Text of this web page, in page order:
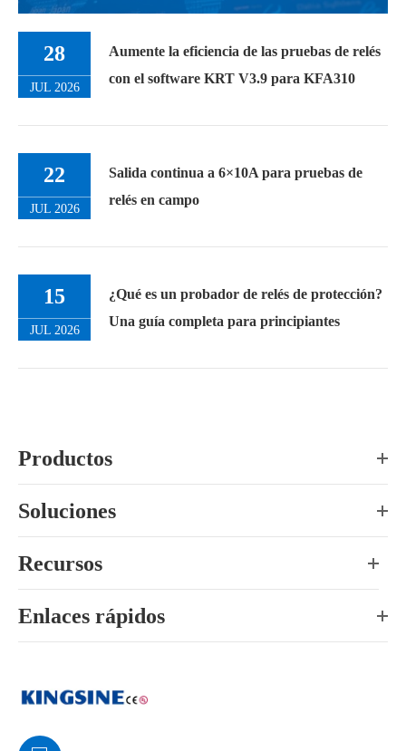
28
JUL 2026
Aumente la eficiencia de las pruebas de relés
con el software KRT V3.9 para KFA310
22
JUL 2026
Salida continua a 6×10A para pruebas de
relés en campo
15
JUL 2026
¿Qué es un probador de relés de protección?
Una guía completa para principiantes
Productos
Soluciones
Recursos
Enlaces rápidos